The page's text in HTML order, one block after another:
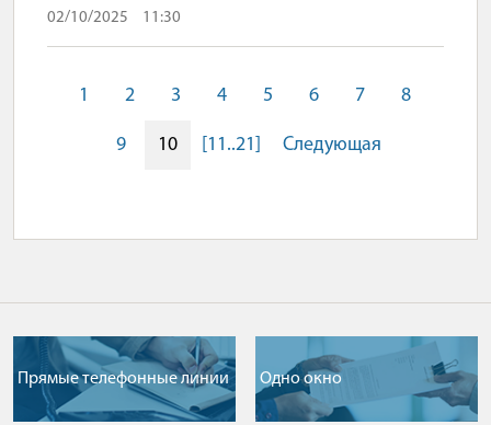
02/10/2025 11:30
1 2 3 4 5 6 7 8
9 10 [11..21] Следующая
Прямые телефонные линии Одно окно